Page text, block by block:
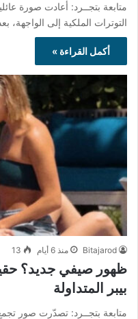
متابعة بتجــرد: أعادت صورة
التوترات الملكية إلى الواجهة،
أكمل القراءة »
Bitajarod منذ 6 أيام 13
ظهور صيفي جديد؟
بيبر المتداولة
متابعة بتجــرد: تصدّرت صور تجمع